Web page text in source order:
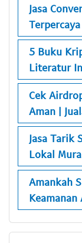
Jasa
5 Buku
Literatur
Cek
Aman |
Jasa Tarik
Lokal
Amankah